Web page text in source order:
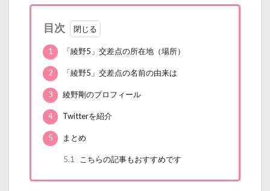
目次
1 「綾野5」交差点の所在地（場所）
2 「綾野5」交差点の名前の由来は
3 綾野剛のプロフィール
4 Twitterを紹介
5 まとめ
5.1 こちらの記事もおすすめです